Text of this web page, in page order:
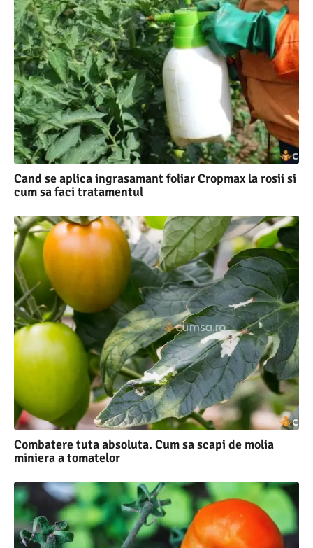
Cand se aplica ingrasamant foliar Cropmax la rosii si
cum sa faci tratamentul
Combatere tuta absoluta. Cum sa scapi de molia
miniera a tomatelor